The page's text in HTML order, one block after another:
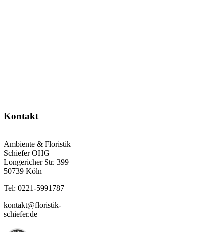
Kontakt
Ambiente & Floristik
Schiefer OHG
Longericher Str. 399
50739 Köln
Tel: 0221-5991787
kontakt@floristik-
schiefer.de